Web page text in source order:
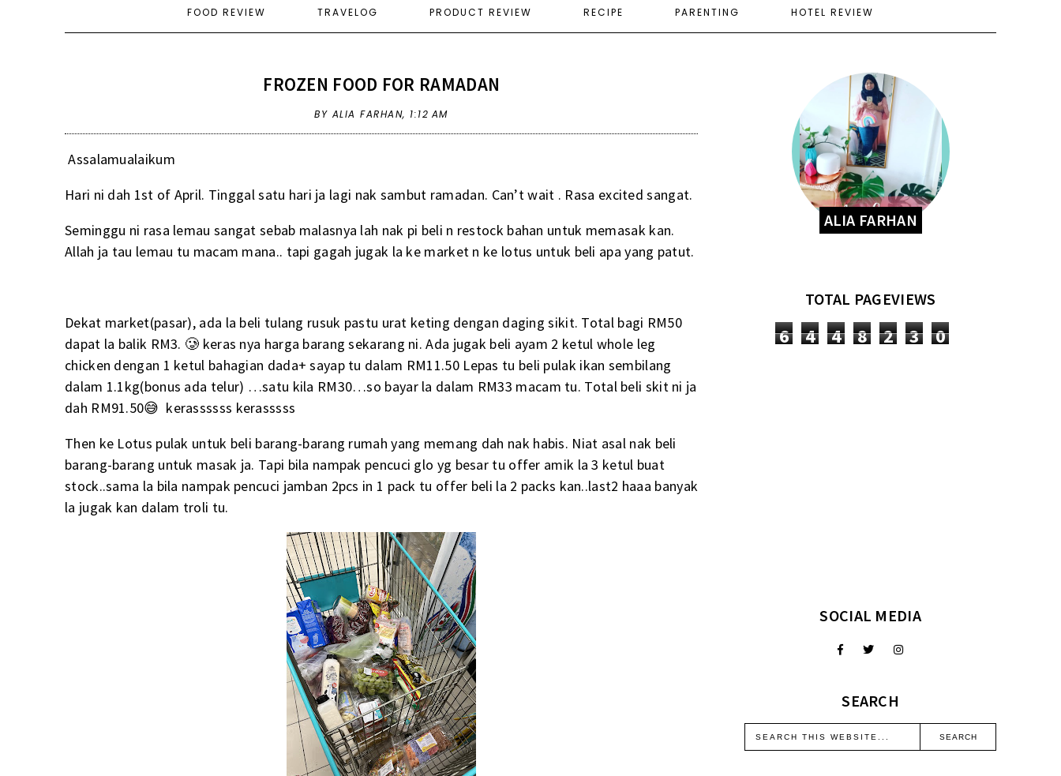
FOOD REVIEW TRAVELOG PRODUCT REVIEW RECIPE PARENTING HOTEL REVIEW
FROZEN FOOD FOR RAMADAN
BY ALIA FARHAN, 1:12 AM
Assalamualaikum
Hari ni dah 1st of April. Tinggal satu hari ja lagi nak sambut ramadan. Can’t wait . Rasa excited sangat.
Seminggu ni rasa lemau sangat sebab malasnya lah nak pi beli n restock bahan untuk memasak kan.
Allah ja tau lemau tu macam mana.. tapi gagah jugak la ke market n ke lotus untuk beli apa yang patut.
Dekat market(pasar), ada la beli tulang rusuk pastu urat keting dengan daging sikit. Total bagi RM50
dapat la balik RM3. 🥲 keras nya harga barang sekarang ni. Ada jugak beli ayam 2 ketul whole leg
chicken dengan 1 ketul bahagian dada+ sayap tu dalam RM11.50 Lepas tu beli pulak ikan sembilang
dalam 1.1kg(bonus ada telur) …satu kila RM30…so bayar la dalam RM33 macam tu. Total beli skit ni ja
dah RM91.50😅 kerassssss kerasssss
Then ke Lotus pulak untuk beli barang-barang rumah yang memang dah nak habis. Niat asal nak beli
barang-barang untuk masak ja. Tapi bila nampak pencuci glo yg besar tu offer amik la 3 ketul buat
stock..sama la bila nampak pencuci jamban 2pcs in 1 pack tu offer beli la 2 packs kan..last2 haaa banyak
la jugak kan dalam troli tu.
ALIA FARHAN
TOTAL PAGEVIEWS
6 4 4 8 2 3 0
SOCIAL MEDIA
SEARCH